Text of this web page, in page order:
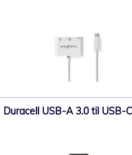
Duracell USB-A 3.0 til USB-